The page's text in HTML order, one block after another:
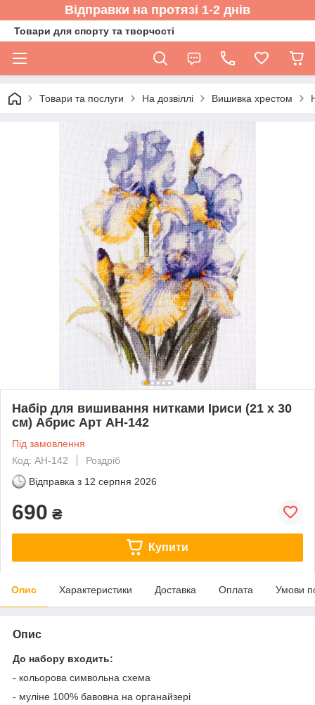
Відправки на протязі 1-2 днів
Товари для спорту та творчості
Товари та послуги На дозвіллі Вишивка хрестом
Набір для вишивання нитками Іриси (21 х 30
см) Абрис Арт AH-142
Під замовлення
Код: AH-142
Роздріб
Відправка з 12 серпня 2026
690 ₴
Купити
Опис Характеристики Доставка Оплата Умови
Опис
До набору входить:
- кольорова символьна схема
- муліне 100% бавовна на органайзері